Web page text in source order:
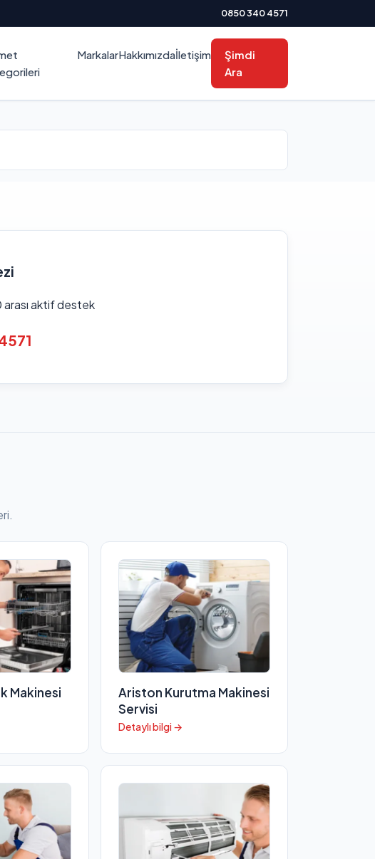
0850 340 4571
MarkalarHakkımızdaİletişim
Şimdi
Ara
aktif destek
Makinesi
Ariston Kurutma Makinesi
Servisi
Detaylı bilgi →